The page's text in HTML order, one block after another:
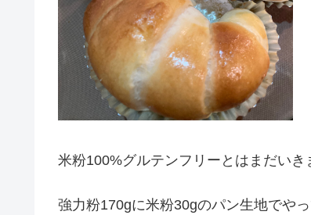
米粉100%グルテンフリーとはまだい
強力粉170gに米粉30gのパン生地でやっ